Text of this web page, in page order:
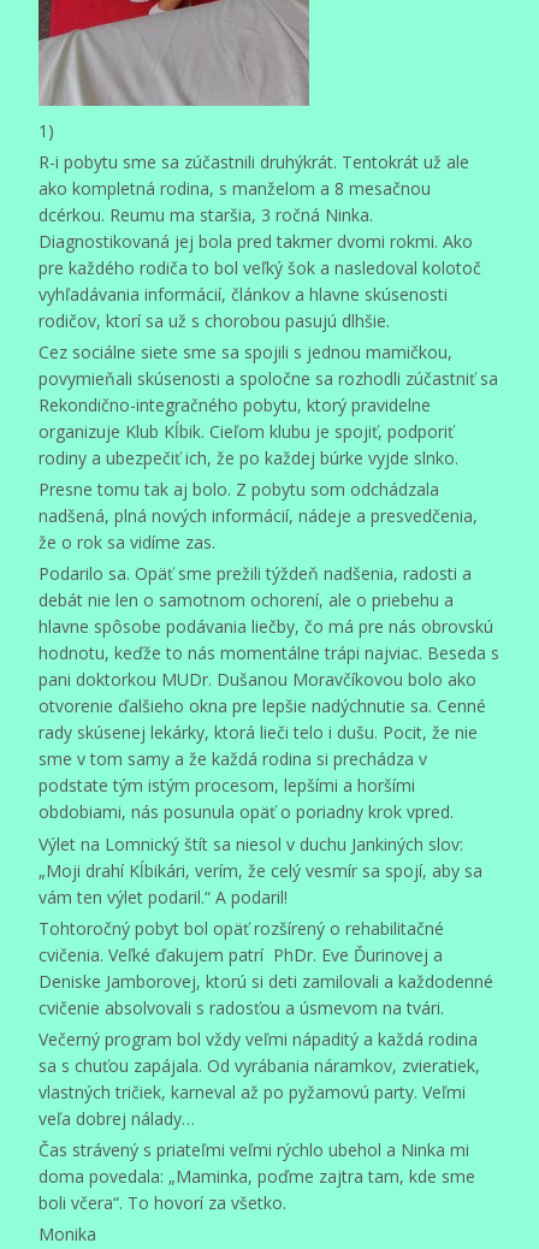
1)
R-i pobytu sme sa zúčastnili druhýkrát. Tentokrát už ale
ako kompletná rodina, s manželom a 8 mesačnou
dcérkou. Reumu ma staršia, 3 ročná Ninka.
Diagnostikovaná jej bola pred takmer dvomi rokmi. Ako
pre každého rodiča to bol veľký šok a nasledoval kolotoč
vyhľadávania informácií, článkov a hlavne skúsenosti
rodičov, ktorí sa už s chorobou pasujú dlhšie.
Cez sociálne siete sme sa spojili s jednou mamičkou,
povymieňali skúsenosti a spoločne sa rozhodli zúčastniť sa
Rekondično-integračného pobytu, ktorý pravidelne
organizuje Klub Kĺbik. Cieľom klubu je spojiť, podporiť
rodiny a ubezpečiť ich, že po každej búrke vyjde slnko.
Presne tomu tak aj bolo. Z pobytu som odchádzala
nadšená, plná nových informácií, nádeje a presvedčenia,
že o rok sa vidíme zas.
Podarilo sa. Opäť sme prežili týždeň nadšenia, radosti a
debát nie len o samotnom ochorení, ale o priebehu a
hlavne spôsobe podávania liečby, čo má pre nás obrovskú
hodnotu, keďže to nás momentálne trápi najviac. Beseda s
pani doktorkou MUDr. Dušanou Moravčíkovou bolo ako
otvorenie ďalšieho okna pre lepšie nadýchnutie sa. Cenné
rady skúsenej lekárky, ktorá lieči telo i dušu. Pocit, že nie
sme v tom samy a že každá rodina si prechádza v
podstate tým istým procesom, lepšími a horšími
obdobiami, nás posunula opäť o poriadny krok vpred.
Výlet na Lomnický štít sa niesol v duchu Jankiných slov:
„Moji drahí Kĺbikári, verím, že celý vesmír sa spojí, aby sa
vám ten výlet podaril.“ A podaril!
Tohtoročný pobyt bol opäť rozšírený o rehabilitačné
cvičenia. Veľké ďakujem patrí PhDr. Eve Ďurinovej a
Deniske Jamborovej, ktorú si deti zamilovali a každodenné
cvičenie absolvovali s radosťou a úsmevom na tvári.
Večerný program bol vždy veľmi nápaditý a každá rodina
sa s chuťou zapájala. Od vyrábania náramkov, zvieratiek,
vlastných tričiek, karneval až po pyžamovú party. Veľmi
veľa dobrej nálady…
Čas strávený s priateľmi veľmi rýchlo ubehol a Ninka mi
doma povedala: „Maminka, poďme zajtra tam, kde sme
boli včera“. To hovorí za všetko.
Monika